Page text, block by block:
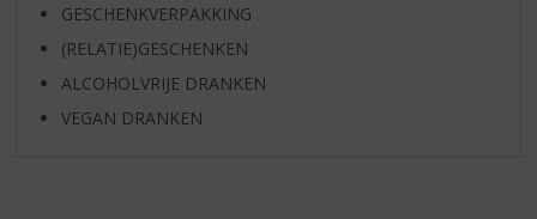
GESCHENKVERPAKKING
(RELATIE)GESCHENKEN
ALCOHOLVRIJE DRANKEN
VEGAN DRANKEN